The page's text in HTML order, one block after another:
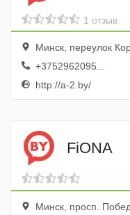
1 отзыв
Минск, переулок
+3752962095...
http://a-2.by/
FiONA
Минск, просп.